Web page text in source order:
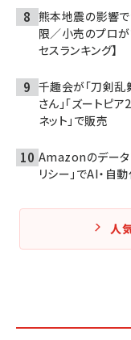
熊本地震の影響で
限／小売のプロが
セスランキング】
千趣会が「刀剣乱
さん」「ズートピ
ネット」で販売
Amazonのデータ
リシー」でAI・自
人